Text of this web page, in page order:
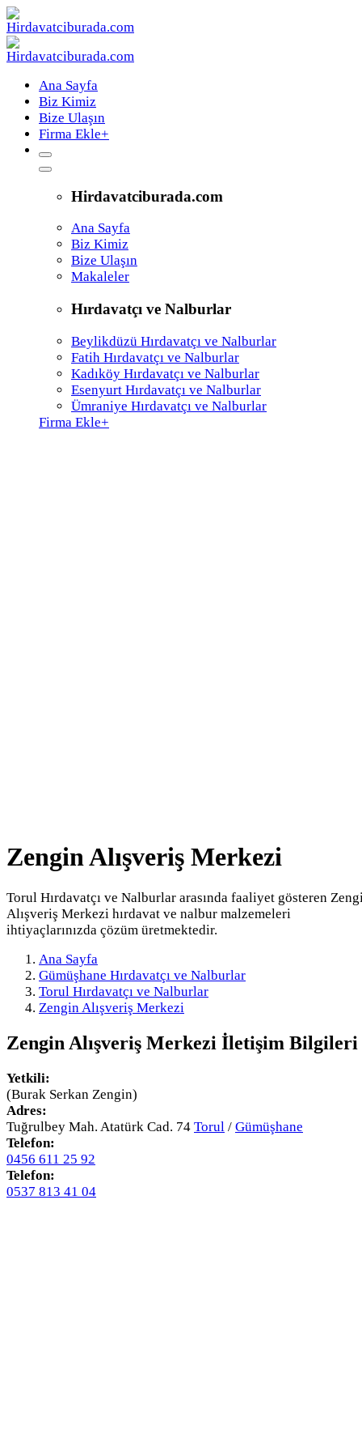
Ana Sayfa
Biz Kimiz
Bize Ulaşın
Firma Ekle+
Hirdavatciburada.com
Ana Sayfa
Biz Kimiz
Bize Ulaşın
Makaleler
Hırdavatçı ve Nalburlar
Beylikdüzü Hırdavatçı ve Nalburlar
Fatih Hırdavatçı ve Nalburlar
Kadıköy Hırdavatçı ve Nalburlar
Esenyurt Hırdavatçı ve Nalburlar
Ümraniye Hırdavatçı ve Nalburlar
Firma Ekle+
Zengin Alışveriş Merkezi
Torul Hırdavatçı ve Nalburlar arasında faaliyet gösteren
Alışveriş Merkezi hırdavat ve nalbur malzemeleri
ihtiyaçlarınızda çözüm üretmektedir.
Ana Sayfa
Gümüşhane Hırdavatçı ve Nalburlar
Torul Hırdavatçı ve Nalburlar
Zengin Alışveriş Merkezi
Zengin Alışveriş Merkezi İletişim Bilgileri
Yetkili:
(Burak Serkan Zengin)
Adres:
Tuğrulbey Mah. Atatürk Cad. 74 Torul / Gümüşhane
Telefon:
0456 611 25 92
Telefon:
0537 813 41 04